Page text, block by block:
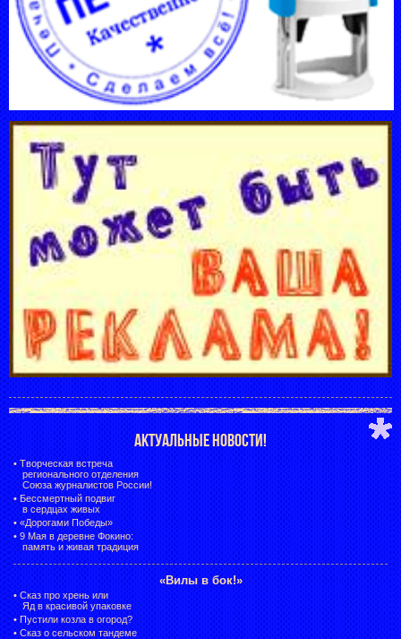
АКТУАЛЬНЫЕ НОВОСТИ!
• Творческая встреча
регионального отделения
Союза журналистов России!
• Бессмертный подвиг
в сердцах живых
• «Дорогами Победы»
• 9 Мая в деревне Фокино:
память и живая традиция
«Вилы в бок!»
• Сказ про хрень или
Яд в красивой упаковке
• Пустили козла в огород?
• Сказ о сельском тандеме